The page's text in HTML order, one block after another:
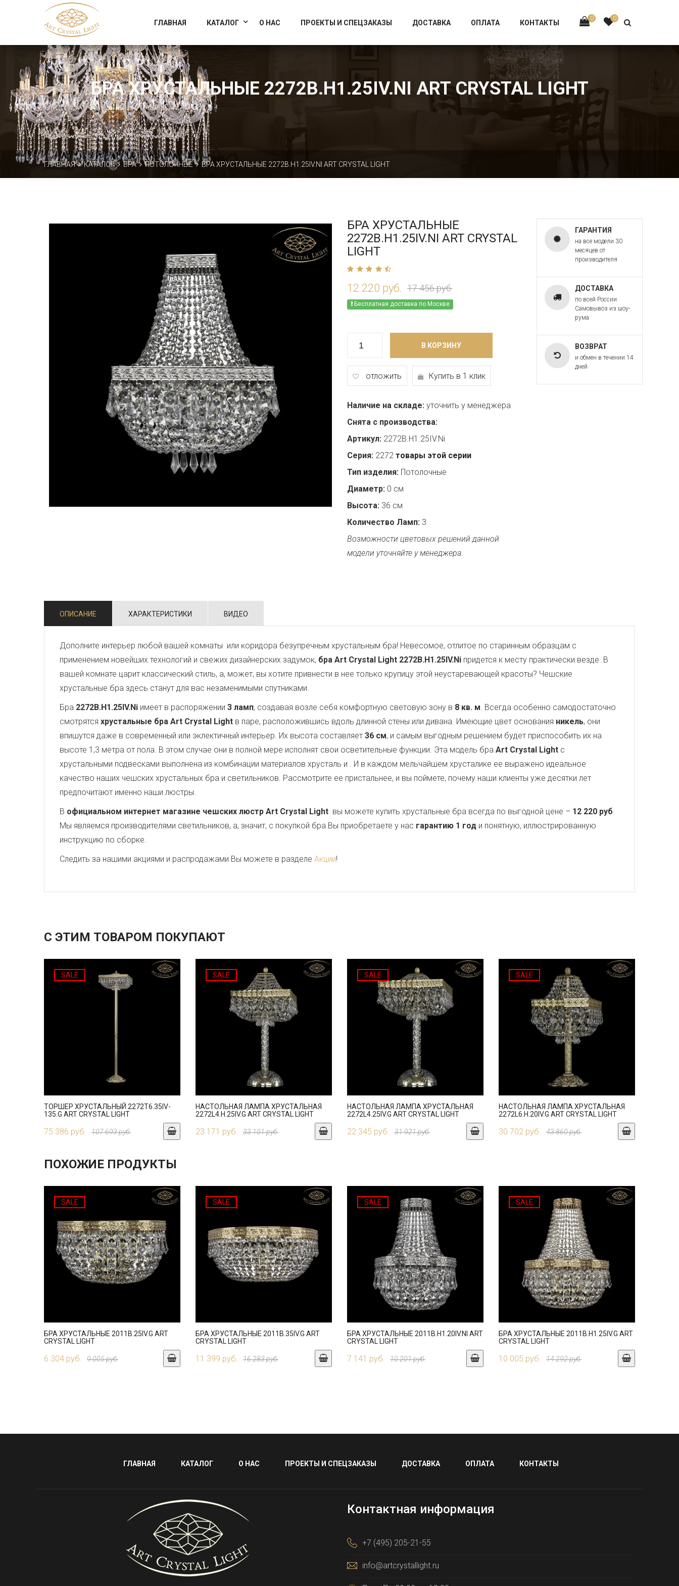
Официальный магазин фабрики Art Crystal Light
0 0
ГЛАВНАЯ КАТАЛОГ О НАС ПРОЕКТЫ И СПЕЦЗАКАЗЫ ДОСТАВКА ОПЛАТА КОНТАКТЫ
БРА ХРУСТАЛЬНЫЕ 2272B.H1.25IV.NI ART CRYSTAL LIGHT
ГЛАВНАЯ КАТАЛОГ БРА ПОТОЛОЧНЫЕ БРА ХРУСТАЛЬНЫЕ 2272B.H1.25IV.NI ART CRYSTAL LIGHT
БРА ХРУСТАЛЬНЫЕ
2272B.H1.25IV.NI ART CRYSTAL
LIGHT
12 220 руб. 17 456 руб.
Бесплатная доставка по Москве
В КОРЗИНУ
отложить Купить в 1 клик
Наличие на складе: уточнить у менеджера
Снята с производства:
Артикул: 2272B.H1.25IV.Ni
Серия: 2272 товары этой серии
Тип изделия: Потолочные
Диаметр: 0 см
Высота: 36 см
Количество Ламп: 3
Возможности цветовых решений данной
модели уточняйте у менеджера.
ГАРАНТИЯ
на все модели 30
месяцев от
производителя
ДОСТАВКА
по всей России.
Самовывоз из шоу-
рума
ВОЗВРАТ
и обмен в течении 14
дней
ОПИСАНИЕ ХАРАКТЕРИСТИКИ ВИДЕО
Дополните интерьер любой вашей комнаты или коридора безупречным хрустальным бра! Невесомое, отлитое по старинным образцам с
применением новейших технологий и свежих дизайнерских задумок, бра Art Crystal Light 2272B.H1.25IV.Ni придется к месту практически везде. В
вашей комнате царит классический стиль, а, может, вы хотите привнести в нее только крупицу этой неустаревающей красоты? Чешские
хрустальные бра здесь станут для вас незаменимыми спутниками.
Бра 2272B.H1.25IV.Ni имеет в распоряжении 3 ламп, создавая возле себя комфортную световую зону в 8 кв. м. Всегда особенно самодостаточно
смотрятся хрустальные бра Art Crystal Light в паре, расположившись вдоль длинной стены или дивана. Имеющие цвет основания никель, они
впишутся даже в современный или эклектичный интерьер. Их высота составляет 36 см, и самым выгодным решением будет приспособить их на
высоте 1,3 метра от пола. В этом случае они в полной мере исполнят свои осветительные функции. Эта модель бра Art Crystal Light с
хрустальными подвесками выполнена из комбинации материалов хрусталь и . И в каждом мельчайшем хрусталике ее выражено идеальное
качество наших чешских хрустальных бра и светильников. Рассмотрите ее пристальнее, и вы поймете, почему наши клиенты уже десятки лет
предпочитают именно наши люстры.
В официальном интернет магазине чешских люстр Art Crystal Light вы можете купить хрустальные бра всегда по выгодной цене – 12 220 руб.
Мы являемся производителями светильников, а, значит, с покупкой бра Вы приобретаете у нас гарантию 1 год и понятную, иллюстрированную
инструкцию по сборке.
Следить за нашими акциями и распродажами Вы можете в разделе Акции!
С ЭТИМ ТОВАРОМ ПОКУПАЮТ
SALE
ТОРШЕР ХРУСТАЛЬНЫЙ 2272T6.35IV-
135.G ART CRYSTAL LIGHT
75 386 руб. 107 693 руб.
SALE
НАСТОЛЬНАЯ ЛАМПА ХРУСТАЛЬНАЯ
2272L4.H.25IV.G ART CRYSTAL LIGHT
23 171 руб. 33 101 руб.
SALE
НАСТОЛЬНАЯ ЛАМПА ХРУСТАЛЬНАЯ
2272L4.25IV.G ART CRYSTAL LIGHT
22 345 руб. 31 921 руб.
SALE
НАСТОЛЬНАЯ ЛАМПА ХРУСТАЛЬНАЯ
2272L6.H.20IV.G ART CRYSTAL LIGHT
30 702 руб. 43 860 руб.
ПОХОЖИЕ ПРОДУКТЫ
SALE
БРА ХРУСТАЛЬНЫЕ 2011B.25IV.G ART
CRYSTAL LIGHT
6 304 руб. 9 005 руб.
SALE
БРА ХРУСТАЛЬНЫЕ 2011B.35IV.G ART
CRYSTAL LIGHT
11 399 руб. 16 283 руб.
SALE
БРА ХРУСТАЛЬНЫЕ 2011B.H1.20IV.NI ART
CRYSTAL LIGHT
7 141 руб. 10 201 руб.
SALE
БРА ХРУСТАЛЬНЫЕ 2011B.H1.25IV.G ART
CRYSTAL LIGHT
10 005 руб. 14 292 руб.
ГЛАВНАЯ КАТАЛОГ О НАС ПРОЕКТЫ И СПЕЦЗАКАЗЫ ДОСТАВКА ОПЛАТА КОНТАКТЫ
Контактная информация
+7 (495) 205-21-55
info@artcrystallight.ru